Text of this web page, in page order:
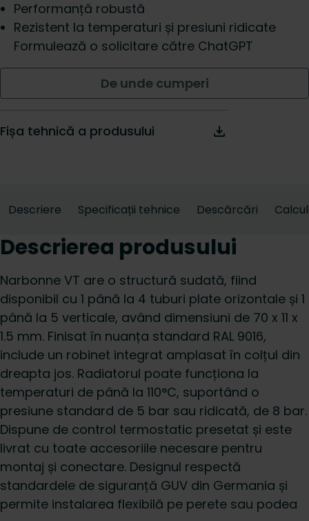
Performanță robustă
Rezistent la temperaturi și presiuni ridicate
Formulează o solicitare către ChatGPT
De unde cumperi
Fișa tehnică a produsului
Descriere Specificații tehnice Descărcări
Descrierea produsului
Narbonne VT are o structură sudată, fiind
disponibil cu 1 până la 4 tuburi plate orizontale și 1
până la 5 verticale, având dimensiuni de 70 x 11 x
1.5 mm. Finisat în nuanța standard RAL 9016,
include un robinet integrat amplasat în colțul din
dreapta jos. Radiatorul poate funcționa la
temperaturi de până la 110°C, suportând o
presiune standard de 5 bar sau ridicată, de 8 bar.
Dispune de control termostatic presetat și este
livrat cu toate accesoriile necesare pentru
montaj și conectare. Designul respectă
standardele de siguranță GUV din Germania și
permite instalarea flexibilă pe perete sau podea